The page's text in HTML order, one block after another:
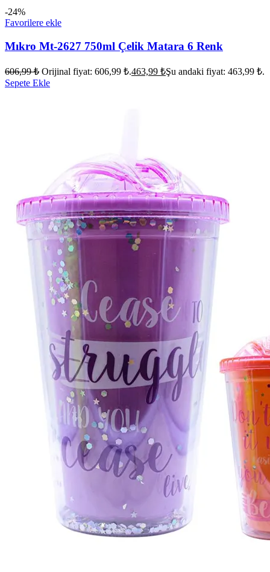
-24%
Favorilere ekle
Mıkro Mt-2627 750ml Çelik Matara 6 Renk
606,99₺ Orijinal fiyat: 606,99 ₺.463,99 ₺Şu andaki fiyat: 463,99 ₺.
Sepete Ekle